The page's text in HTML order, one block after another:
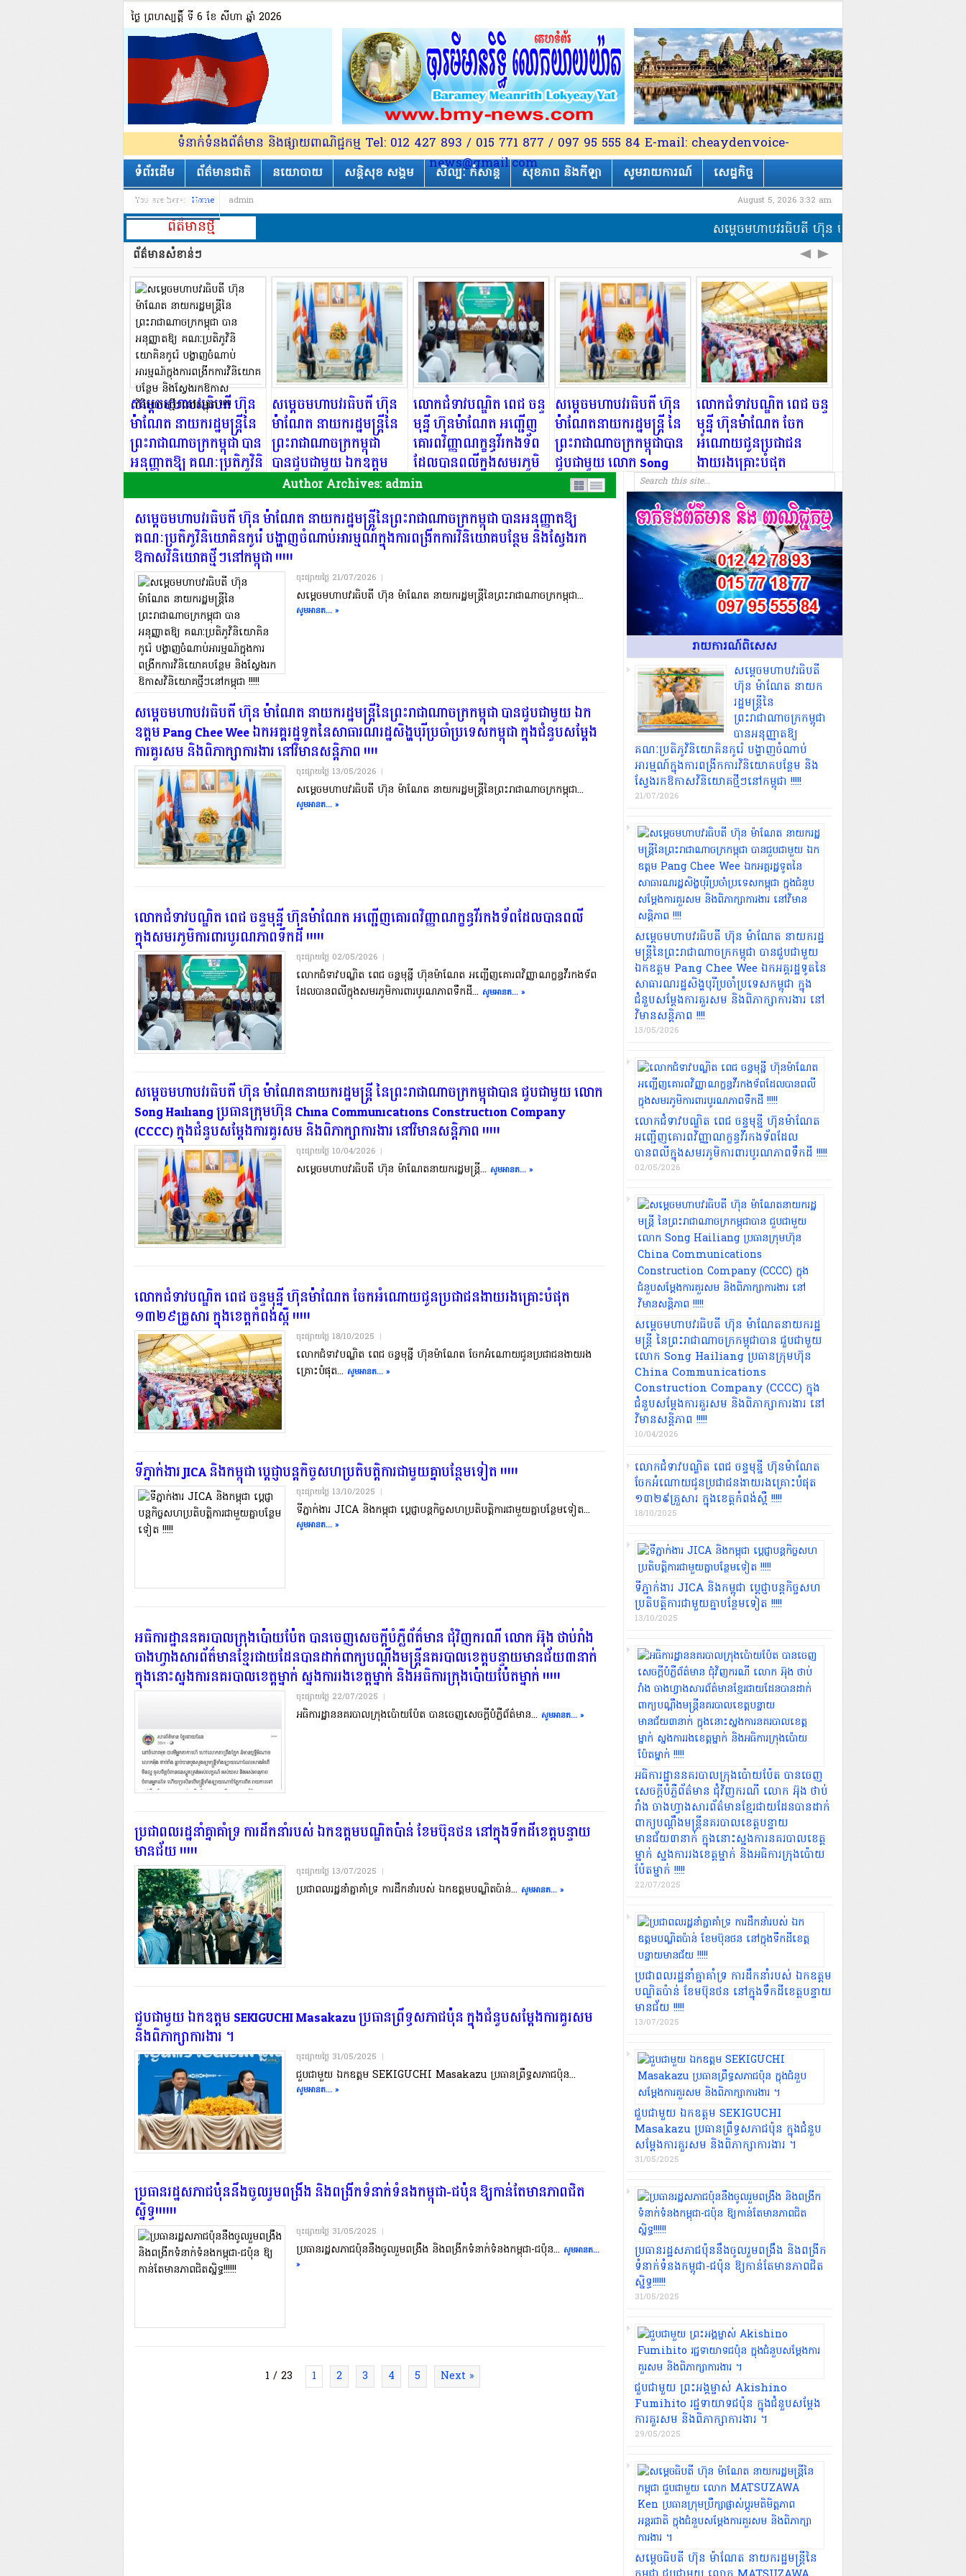
ថ្ងៃ ព្រហស្បត្ដិ៍ ទី 6​ ខែ សីហា ឆ្នាំ 2026
ទំនាក់ទំនងព័ត៌មាន និងផ្សាយពាណិជ្ជកម្ម Tel: 012 427 893 / 015 771 877 / 097 95 555 84 E-mail: cheaydenvoice-
news@gmail.com
ទំព័រដើម ព័ត៌មានជាតិ នយោបាយ សន្តិសុខ សង្គម សិល្បៈ កំសាន្ត សុខភាព និងកីឡា សូមរាយការណ៍
សេដ្ឋកិច្ច
ព័ត៌មានអន្តរជាតិ
August 5, 2026 3:32 am
You are here: Home admin
ព័ត៌មាន​ថ្មី សម្តេចមហាបវរធិបតី ហ៊ុន ម៉ាណែត នាយករដ្ឋមន្ត្រីនៃព្រះរ
ព័ត៌មានសំខាន់ៗ
សម្តេចមហាបវរធិបតី ហ៊ុន
ម៉ាណែត នាយករដ្ឋមន្ត្រីនៃ
ព្រះរាជាណាចក្រកម្ពុជា បាន
អនុញ្ញាតឱ្យ គណៈប្រតិភូវិនិ
អារម្មណ៍ក្នុងការពង្រីកការ
វិនិយោគបន្ថែម និងស្វែងរក
ឱកាសវិនិយោគថ្មីៗនៅ
កម្ពុជា !!!!!
សម្តេចមហាបវរធិបតី ហ៊ុន
ម៉ាណែត នាយករដ្ឋមន្ត្រីនៃ
ព្រះរាជាណាចក្រកម្ពុជា
បានជួបជាមួយ ឯកឧត្តម
Pang Chee Wee ឯកអគ្គ
រដ្ឋទូតនៃសាធារណរដ្ឋ
សិង្ហបុរីប្រចាំប្រទេសកម្ពុជា
ក្នុងជំនួបសម្តែងការគួរសម
និងពិភាក្សាការងារ នៅវិមាន
សន្តិភាព !!!!
លោកជំទាវបណ្ឌិត ពេជ ចន្ទ
មុន្នី ហ៊ុនម៉ាណែត អញ្ជើញ
គោរពវិញ្ញាណក្ខន្ធវីរកងទ័ព
ដែលបានពលីក្នុងសមរភូមិ
ការពារបូរណភាពទឹកដី !!!!!
សម្ដេចមហាបវរធិបតី ហ៊ុន
ម៉ាណែតនាយករដ្ឋមន្ត្រី នៃ
ព្រះរាជាណាចក្រកម្ពុជាបាន
ជួបជាមួយ លោក Song
Hailiang ប្រធានក្រុមហ៊ុន
China Communications
Construction Company
(CCCC) ក្នុងជំនួបសម្តែងការ
គួរសម និងពិភាក្សាការងារ
នៅវិមានសន្តិភាព !!!!!
លោកជំទាវបណ្ឌិត ពេជ ចន្ទ
មុន្នី ហ៊ុនម៉ាណែត ចែក
អំណោយជូនប្រជាជន
ងាយរងគ្រោះបំផុត
១៣២៩គ្រួសារ ក្នុងខេត្ត
កំពង់ស្ពឺ !!!!!
Author Archives: admin
សម្តេចមហាបវរធិបតី ហ៊ុន ម៉ាណែត នាយករដ្ឋមន្ត្រីនៃព្រះរាជាណាចក្រកម្ពុជា បានអនុញ្ញាតឱ្យ
គណៈប្រតិភូវិនិយោគិនកូរ៉េ បង្ហាញចំណាប់អារម្មណ៍ក្នុងការពង្រីកការវិនិយោគបន្ថែម និងស្វែងរក
ឱកាសវិនិយោគថ្មីៗនៅកម្ពុជា !!!!!
ចុះផ្សាយថ្ងៃ​ 21/07/2026 |
សម្តេចមហាបវរធិបតី ហ៊ុន ម៉ាណែត នាយករដ្ឋមន្ត្រីនៃព្រះរាជាណាចក្រកម្ពុជា...
សូមអានត... »
សម្តេចមហាបវរធិបតី ហ៊ុន ម៉ាណែត នាយករដ្ឋមន្ត្រីនៃព្រះរាជាណាចក្រកម្ពុជា បានជួបជាមួយ ឯក
ឧត្តម Pang Chee Wee ឯកអគ្គរដ្ឋទូតនៃសាធារណរដ្ឋសិង្ហបុរីប្រចាំប្រទេសកម្ពុជា ក្នុងជំនួបសម្តែង
ការគួរសម និងពិភាក្សាការងារ នៅវិមានសន្តិភាព !!!!
ចុះផ្សាយថ្ងៃ​ 13/05/2026 |
សម្តេចមហាបវរធិបតី ហ៊ុន ម៉ាណែត នាយករដ្ឋមន្ត្រីនៃព្រះរាជាណាចក្រកម្ពុជា...
សូមអានត... »
លោកជំទាវបណ្ឌិត ពេជ ចន្ទមុន្នី ហ៊ុនម៉ាណែត អញ្ជើញគោរពវិញ្ញាណក្ខន្ធវីរកងទ័ពដែលបានពលី
ក្នុងសមរភូមិការពារបូរណភាពទឹកដី !!!!!
ចុះផ្សាយថ្ងៃ​ 02/05/2026 |
លោកជំទាវបណ្ឌិត ពេជ ចន្ទមុន្នី ហ៊ុនម៉ាណែត អញ្ជើញគោរពវិញ្ញាណក្ខន្ធវីរកងទ័ព
ដែលបានពលីក្នុងសមរភូមិការពារបូរណភាពទឹកដី... សូមអានត... »
សម្ដេចមហាបវរធិបតី ហ៊ុន ម៉ាណែតនាយករដ្ឋមន្ត្រី នៃព្រះរាជាណាចក្រកម្ពុជាបាន ជួបជាមួយ លោក
Song Hailiang ប្រធានក្រុមហ៊ុន China Communications Construction Company
(CCCC) ក្នុងជំនួបសម្តែងការគួរសម និងពិភាក្សាការងារ នៅវិមានសន្តិភាព !!!!!
ចុះផ្សាយថ្ងៃ​ 10/04/2026 |
សម្ដេចមហាបវរធិបតី ហ៊ុន ម៉ាណែតនាយករដ្ឋមន្ត្រី... សូមអានត... »
លោកជំទាវបណ្ឌិត ពេជ ចន្ទមុន្នី ហ៊ុនម៉ាណែត ចែកអំណោយជូនប្រជាជនងាយរងគ្រោះបំផុត
១៣២៩គ្រួសារ ក្នុងខេត្តកំពង់ស្ពឺ !!!!!
ចុះផ្សាយថ្ងៃ​ 18/10/2025 |
លោកជំទាវបណ្ឌិត ពេជ ចន្ទមុន្នី ហ៊ុនម៉ាណែត ចែកអំណោយជូនប្រជាជនងាយរង
គ្រោះបំផុត... សូមអានត... »
ទីភ្នាក់ងារ JICA និងកម្ពុជា ប្តេជ្ញាបន្តកិច្ចសហប្រតិបត្តិការជាមួយគ្នាបន្ថែមទៀត !!!!!
ចុះផ្សាយថ្ងៃ​ 13/10/2025 |
ទីភ្នាក់ងារ JICA និងកម្ពុជា ប្តេជ្ញាបន្តកិច្ចសហប្រតិបត្តិការជាមួយគ្នាបន្ថែមទៀត...
សូមអានត... »
អធិការដ្ឋាននគរបាលក្រុងប៉ោយប៉ែត បានចេញសេចក្តីបំភ្លឺព័ត៌មាន ជុំវិញករណី លោក អ៊ុង ថាប់រាំង
ចាងហ្វាងសារព័ត៌មានខ្មែរជាយដែនបានដាក់ពាក្យបណ្តឹងមន្ត្រីនគរបាលខេត្តបន្ទាយមានជ័យ៣នាក់
ក្នុងនោះស្នងការនគរបាលខេត្តម្នាក់ ស្នងការរងខេត្តម្នាក់ និងអធិការក្រុងប៉ោយប៉ែតម្នាក់ !!!!!
ចុះផ្សាយថ្ងៃ​ 22/07/2025 |
អធិការដ្ឋាននគរបាលក្រុងប៉ោយប៉ែត បានចេញសេចក្តីបំភ្លឺព័ត៌មាន... សូមអានត... »
ប្រជាពលរដ្ឋនាំគ្នាគាំទ្រ ការដឹកនាំរបស់ ឯកឧត្តមបណ្ឌិតប៉ាន់ ខែមប៊ុនថន នៅក្នុងទឹកដីខេត្តបន្ទាយ
មានជ័យ !!!!!
ចុះផ្សាយថ្ងៃ​ 13/07/2025 |
ប្រជាពលរដ្ឋនាំគ្នាគាំទ្រ ការដឹកនាំរបស់ ឯកឧត្តមបណ្ឌិតប៉ាន់... សូមអានត... »
ជួបជាមួយ ឯកឧត្តម SEKIGUCHI Masakazu ប្រធានព្រឹទ្ធសភាជប៉ុន ក្នុងជំនួបសម្តែងការគួរសម
និងពិភាក្សាការងារ ។
ចុះផ្សាយថ្ងៃ​ 31/05/2025 |
ជួបជាមួយ ឯកឧត្តម SEKIGUCHI Masakazu ប្រធានព្រឹទ្ធសភាជប៉ុន...
សូមអានត... »
ប្រធានរដ្ឋសភាជប៉ុននឹងចូលរួមពង្រឹង និងពង្រីកទំនាក់ទំនងកម្ពុជា-ជប៉ុន ឱ្យកាន់តែមានភាពជិត
ស្និទ្ធ!!!!!!
ចុះផ្សាយថ្ងៃ​ 31/05/2025 |
ប្រធានរដ្ឋសភាជប៉ុននឹងចូលរួមពង្រឹង និងពង្រីកទំនាក់ទំនងកម្ពុជា-ជប៉ុន... សូមអានត...
»
1 / 23 1 2 3 4 5 Next »
រាយការណ៍ពិសេស
សម្តេចមហាបវរធិបតី
ហ៊ុន ម៉ាណែត នាយក
រដ្ឋមន្ត្រីនៃ
ព្រះរាជាណាចក្រកម្ពុជា
បានអនុញ្ញាតឱ្យ
គណៈប្រតិភូវិនិយោគិនកូរ៉េ បង្ហាញចំណាប់
អារម្មណ៍ក្នុងការពង្រីកការវិនិយោគបន្ថែម និង
ស្វែងរកឱកាសវិនិយោគថ្មីៗនៅកម្ពុជា !!!!!
21/07/2026
សម្តេចមហាបវរធិបតី ហ៊ុន ម៉ាណែត នាយករដ្ឋ
មន្ត្រីនៃព្រះរាជាណាចក្រកម្ពុជា បានជួបជាមួយ
ឯកឧត្តម Pang Chee Wee ឯកអគ្គរដ្ឋទូតនៃ
សាធារណរដ្ឋសិង្ហបុរីប្រចាំប្រទេសកម្ពុជា ក្នុង
ជំនួបសម្តែងការគួរសម និងពិភាក្សាការងារ នៅ
វិមានសន្តិភាព !!!!
13/05/2026
លោកជំទាវបណ្ឌិត ពេជ ចន្ទមុន្នី ហ៊ុនម៉ាណែត
អញ្ជើញគោរពវិញ្ញាណក្ខន្ធវីរកងទ័ពដែល
បានពលីក្នុងសមរភូមិការពារបូរណភាពទឹកដី !!!!!
02/05/2026
សម្ដេចមហាបវរធិបតី ហ៊ុន ម៉ាណែតនាយករដ្ឋ
មន្ត្រី នៃព្រះរាជាណាចក្រកម្ពុជាបាន ជួបជាមួយ
លោក Song Hailiang ប្រធានក្រុមហ៊ុន
China Communications
Construction Company (CCCC) ក្នុង
ជំនួបសម្តែងការគួរសម និងពិភាក្សាការងារ នៅ
វិមានសន្តិភាព !!!!!
10/04/2026
លោកជំទាវបណ្ឌិត ពេជ ចន្ទមុន្នី ហ៊ុនម៉ាណែត
ចែកអំណោយជូនប្រជាជនងាយរងគ្រោះបំផុត
១៣២៩គ្រួសារ ក្នុងខេត្តកំពង់ស្ពឺ !!!!!
18/10/2025
ទីភ្នាក់ងារ JICA និងកម្ពុជា ប្តេជ្ញាបន្តកិច្ចសហ
ប្រតិបត្តិការជាមួយគ្នាបន្ថែមទៀត !!!!!
13/10/2025
អធិការដ្ឋាននគរបាលក្រុងប៉ោយប៉ែត បានចេញ
សេចក្តីបំភ្លឺព័ត៌មាន ជុំវិញករណី លោក អ៊ុង ថាប់
រាំង ចាងហ្វាងសារព័ត៌មានខ្មែរជាយដែនបានដាក់
ពាក្យបណ្តឹងមន្ត្រីនគរបាលខេត្តបន្ទាយ
មានជ័យ៣នាក់ ក្នុងនោះស្នងការនគរបាលខេត្ត
ម្នាក់ ស្នងការរងខេត្តម្នាក់ និងអធិការក្រុងប៉ោយ
ប៉ែតម្នាក់ !!!!!
22/07/2025
ប្រជាពលរដ្ឋនាំគ្នាគាំទ្រ ការដឹកនាំរបស់ ឯកឧត្តម
បណ្ឌិតប៉ាន់ ខែមប៊ុនថន នៅក្នុងទឹកដីខេត្តបន្ទាយ
មានជ័យ !!!!!
13/07/2025
ជួបជាមួយ ឯកឧត្តម SEKIGUCHI
Masakazu ប្រធានព្រឹទ្ធសភាជប៉ុន ក្នុងជំនួប
សម្តែងការគួរសម និងពិភាក្សាការងារ ។
31/05/2025
ប្រធានរដ្ឋសភាជប៉ុននឹងចូលរួមពង្រឹង និងពង្រីក
ទំនាក់ទំនងកម្ពុជា-ជប៉ុន ឱ្យកាន់តែមានភាពជិត
ស្និទ្ធ!!!!!!
31/05/2025
ជួបជាមួយ ព្រះអង្គម្ចាស់ Akishino
Fumihito រជ្ជទាយាទជប៉ុន ក្នុងជំនួបសម្តែង
ការគួរសម និងពិភាក្សាការងារ ។
29/05/2025
សម្ដេចធិបតី ហ៊ុន ម៉ាណែត នាយករដ្ឋមន្ត្រីនៃ